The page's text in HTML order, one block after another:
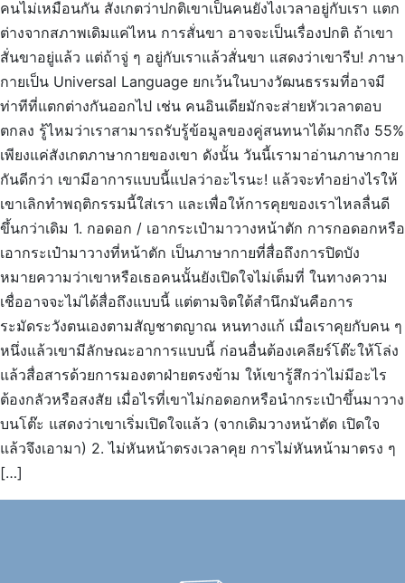
คนไม่เหมือนกัน สังเกตว่าปกติเขาเป็นคนยังไงเวลาอยู่กับเรา แตก
ต่างจากสภาพเดิมแค่ไหน การสั่นขา อาจจะเป็นเรื่องปกติ ถ้าเขา
สั่นขาอยู่แล้ว แต่ถ้าจู่ ๆ อยู่กับเราแล้วสั่นขา แสดงว่าเขารีบ! ภาษา
กายเป็น Universal Language ยกเว้นในบางวัฒนธรรมที่อาจมี
ท่าทีที่แตกต่างกันออกไป เช่น คนอินเดียมักจะส่ายหัวเวลาตอบ
ตกลง รู้ไหมว่าเราสามารถรับรู้ข้อมูลของคู่สนทนาได้มากถึง 55%
เพียงแค่สังเกตภาษากายของเขา ดังนั้น วันนี้เรามาอ่านภาษากาย
กันดีกว่า เขามีอาการแบบนี้แปลว่าอะไรนะ! แล้วจะทำอย่างไรให้
เขาเลิกทำพฤติกรรมนี้ใส่เรา และเพื่อให้การคุยของเราไหลลื่นดี
ขึ้นกว่าเดิม 1. กอดอก / เอากระเป๋ามาวางหน้าตัก การกอดอกหรือ
เอากระเป๋ามาวางที่หน้าตัก เป็นภาษากายที่สื่อถึงการปิดบัง
หมายความว่าเขาหรือเธอคนนั้นยังเปิดใจไม่เต็มที่ ในทางความ
เชื่ออาจจะไม่ได้สื่อถึงแบบนี้ แต่ตามจิตใต้สำนึกมันคือการ
ระมัดระวังตนเองตามสัญชาตญาณ หนทางแก้ เมื่อเราคุยกับคน ๆ
หนึ่งแล้วเขามีลักษณะอาการแบบนี้ ก่อนอื่นต้องเคลียร์โต๊ะให้โล่ง
แล้วสื่อสารด้วยการมองตาฝ่ายตรงข้าม ให้เขารู้สึกว่าไม่มีอะไร
ต้องกลัวหรือสงสัย เมื่อไรที่เขาไม่กอดอกหรือนำกระเป๋าขึ้นมาวาง
บนโต๊ะ แสดงว่าเขาเริ่มเปิดใจแล้ว (จากเดิมวางหน้าตัด เปิดใจ
แล้วจึงเอามา) 2. ไม่หันหน้าตรงเวลาคุย การไม่หันหน้ามาตรง ๆ
[…]